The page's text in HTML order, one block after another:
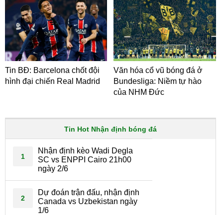
Tin BĐ: Barcelona chốt đội
hình đại chiến Real Madrid
Văn hóa cổ vũ bóng đá ở
Bundesliga: Niềm tự hào
của NHM Đức
Tin Hot Nhận định bóng đá
1
Nhận định kèo Wadi Degla
SC vs ENPPI Cairo 21h00
ngày 2/6
2
Dự đoán trận đấu, nhận định
Canada vs Uzbekistan ngày
1/6